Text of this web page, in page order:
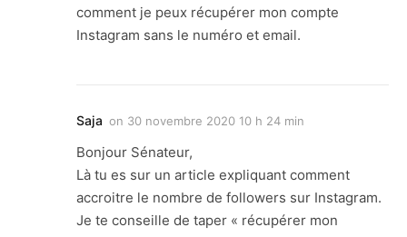
comment je peux récupérer mon compte
Instagram sans le numéro et email.
Saja on 30 novembre 2020 10 h 24 min
Bonjour Sénateur,
Là tu es sur un article expliquant comment
accroitre le nombre de followers sur Instagram.
Je te conseille de taper « récupérer mon